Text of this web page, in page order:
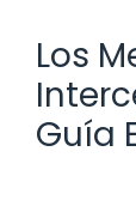
Los
Guía